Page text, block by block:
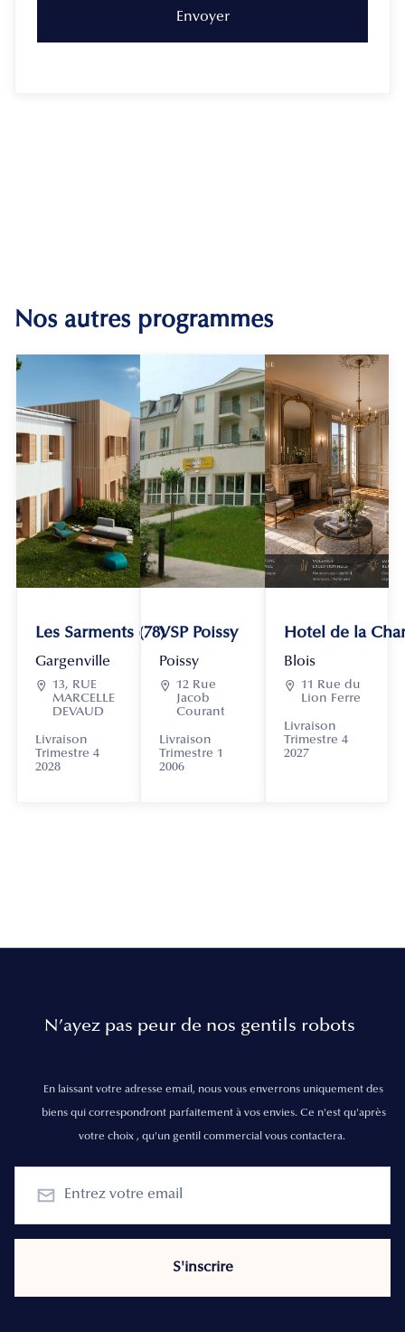
Nos autres programmes
Les Sarments (78)
Gargenville
 13, RUE
MARCELLE
DEVAUD
Livraison
Trimestre 4
2028
VSP Poissy
Poissy
 12 Rue
Jacob
Courant
Livraison
Trimestre 1
2006
Hotel de la
Blois
 11 Rue du
Lion Ferre
Livraison
Trimestre 4
2027
N’ayez pas peur de nos gentils robots
En laissant votre adresse email, nous vous enverrons uniquement des
biens qui correspondront parfaitement à vos envies. Ce n'est qu'après
votre choix , qu'un gentil commercial vous contactera.